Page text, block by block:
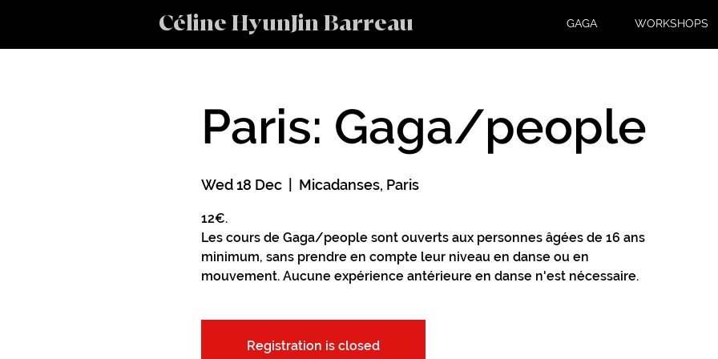
Céline HyunJin Barreau GAGA WORKSHOPS
Paris: Gaga/people
Wed 18 Dec
  |
Micadanses, Paris
12€.
Les cours de Gaga/people sont ouverts aux personnes âgées de 16 ans
minimum, sans prendre en compte leur niveau en danse ou en
mouvement. Aucune expérience antérieure en danse n'est nécessaire.
Registration is closed